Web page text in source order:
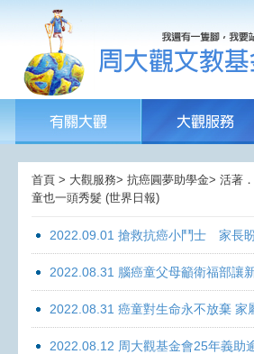
首頁 > 大觀服務> 抗癌圓夢助學金> 活著
童也一頭秀髮 (世界日報)
2022.09.01 搶救抗癌小鬥士 家長
2022.08.31 腦癌童父母籲衛福部讓
2022.08.31 癌童對生命永不放棄
2022.08.12 周大觀基金會25年義助